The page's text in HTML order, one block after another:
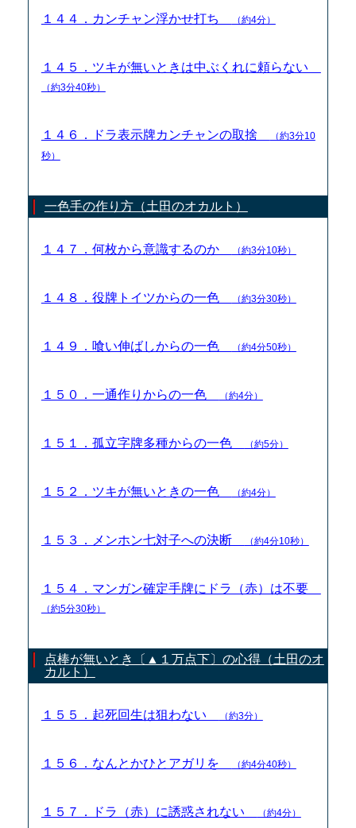
１４４．カンチャン浮かせ打ち （約4分）
１４５．ツキが無いときは中ぶくれに頼らない
（約3分40秒）
１４６．ドラ表示牌カンチャンの取捨
（約3分10
秒）
一色手の作り方（土田のオカルト）
１４７．何枚から意識するのか （約3分10秒）
１４８．役牌トイツからの一色 （約3分30秒）
１４９．喰い伸ばしからの一色 （約4分50秒）
１５０．一通作りからの一色 （約4分）
１５１．孤立字牌多種からの一色 （約5分）
１５２．ツキが無いときの一色 （約4分）
１５３．メンホン七対子への決断 （約4分10秒）
１５４．マンガン確定手牌にドラ（赤）は不要
（約5分30秒）
点棒が無いとき〔▲１万点下〕の心得（土田のオ
カルト）
１５５．起死回生は狙わない （約3分）
１５６．なんとかひとアガリを （約4分40秒）
１５７．ドラ（赤）に誘惑されない （約4分）